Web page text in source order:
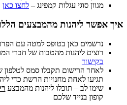
מגוון סוגי עגלות קמפינג – לחצו כאן
איך אפשר ליהנות מהמבצעים
נרשמים כאן בטופס למטה עם
רוצים ליהנות מהטבות של חברי
בקישור
לאחר הרישום תקבלו סמס לטלפון
תגיעו לאחת מחנויות הרשת כדי
שימו לב – תוכלו ליהנות מהמבצע
קופון בנייד שלכם